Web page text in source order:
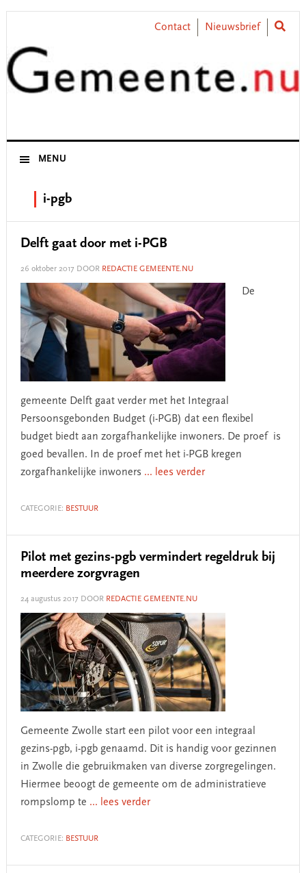
Skip
primary
navigation
Skip
content
Skip
primary
sidebar
Skip
footer
Contact Nieuwsbrief
MENU
i-pgb
Delft gaat door met i-PGB
26 oktober 2017 DOOR REDACTIE GEMEENTE.NU
De
gemeente Delft gaat verder met het Integraal
Persoonsgebonden Budget (i-PGB) dat een flexibel
budget biedt aan zorgafhankelijke inwoners. De proef is
goed bevallen. In de proef met het i-PGB kregen
zorgafhankelijke inwoners ... lees verder
CATEGORIE: BESTUUR
Pilot met gezins-pgb vermindert regeldruk bij
meerdere zorgvragen
24 augustus 2017 DOOR REDACTIE GEMEENTE.NU
Gemeente Zwolle start een pilot voor een integraal
gezins-pgb, i-pgb genaamd. Dit is handig voor gezinnen
in Zwolle die gebruikmaken van diverse zorgregelingen.
Hiermee beoogt de gemeente om de administratieve
rompslomp te ... lees verder
CATEGORIE: BESTUUR